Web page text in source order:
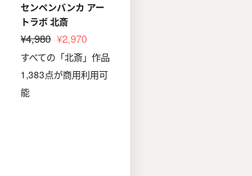
センペンバンカ アー
トラボ 北斎
¥4,980 ¥2,970
すべての「北斎」作品
1,383点が商用利用可
能